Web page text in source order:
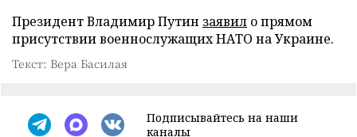
Президент Владимир Путин заявил о прямом
присутствии военнослужащих НАТО на Украине.
Текст: Вера Басилая
Подписывайтесь на наши
каналы